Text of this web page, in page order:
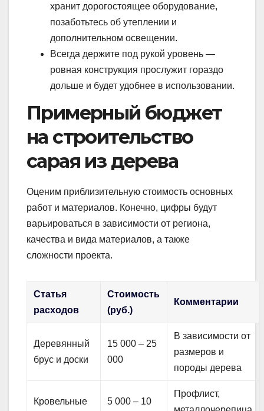
хранит дорогостоящее оборудование,
позаботьтесь об утеплении и
дополнительном освещении.
Всегда держите под рукой уровень —
ровная конструкция прослужит гораздо
дольше и будет удобнее в использовании.
Примерный бюджет
на строительство
сарая из дерева
Оценим приблизительную стоимость основных
работ и материалов. Конечно, цифры будут
варьироваться в зависимости от региона,
качества и вида материалов, а также
сложности проекта.
Статья
расходов
Стоимость
(руб.)
Комментарии
Деревянный
брус и доски
15 000 – 25
000
В зависимости от
размеров и
породы дерева
Кровельные 5 000 – 10
Профлист,